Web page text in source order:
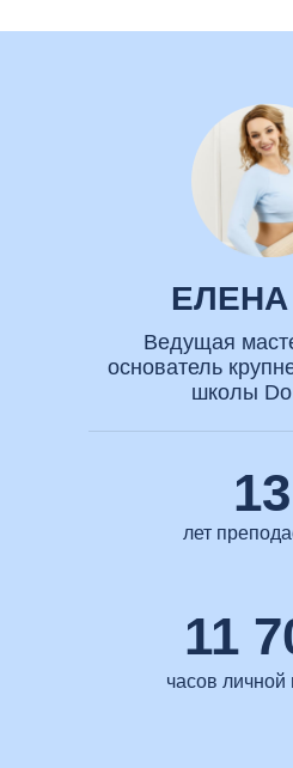
Ведущая
основатель
школы Do
13
11
лет
часов личной